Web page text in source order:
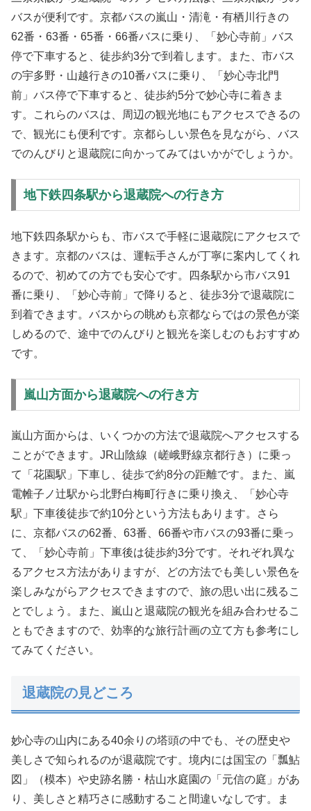
バスが便利です。京都バスの嵐山・清滝・有栖川行きの
62番・63番・65番・66番バスに乗り、「妙心寺前」バス
停で下車すると、徒歩約3分で到着します。また、市バス
の宇多野・山越行きの10番バスに乗り、「妙心寺北門
前」バス停で下車すると、徒歩約5分で妙心寺に着きま
す。これらのバスは、周辺の観光地にもアクセスできるの
で、観光にも便利です。京都らしい景色を見ながら、バス
でのんびりと退蔵院に向かってみてはいかがでしょうか。
地下鉄四条駅から退蔵院への行き方
地下鉄四条駅からも、市バスで手軽に退蔵院にアクセスで
きます。京都のバスは、運転手さんが丁寧に案内してくれ
るので、初めての方でも安心です。四条駅から市バス91
番に乗り、「妙心寺前」で降りると、徒歩3分で退蔵院に
到着できます。バスからの眺めも京都ならではの景色が楽
しめるので、途中でのんびりと観光を楽しむのもおすすめ
です。
嵐山方面から退蔵院への行き方
嵐山方面からは、いくつかの方法で退蔵院へアクセスする
ことができます。JR山陰線（嵯峨野線京都行き）に乗っ
て「花園駅」下車し、徒歩で約8分の距離です。また、嵐
電帷子ノ辻駅から北野白梅町行きに乗り換え、「妙心寺
駅」下車後徒歩で約10分という方法もあります。さら
に、京都バスの62番、63番、66番や市バスの93番に乗っ
て、「妙心寺前」下車後は徒歩約3分です。それぞれ異な
るアクセス方法がありますが、どの方法でも美しい景色を
楽しみながらアクセスできますので、旅の思い出に残るこ
とでしょう。また、嵐山と退蔵院の観光を組み合わせるこ
ともできますので、効率的な旅行計画の立て方も参考にし
てみてください。
退蔵院の見どころ
妙心寺の山内にある40余りの塔頭の中でも、その歴史や
美しさで知られるのが退蔵院です。境内には国宝の「瓢鮎
図」（模本）や史跡名勝・枯山水庭園の「元信の庭」があ
り、美しさと精巧さに感動すること間違いなしです。ま